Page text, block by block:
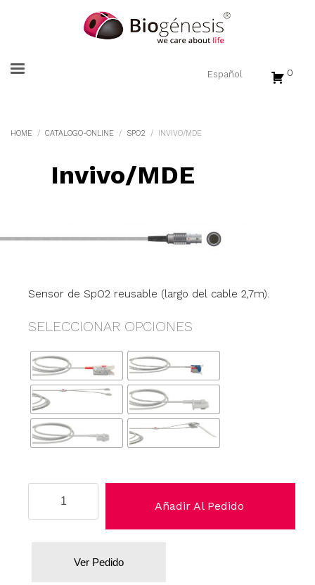
0
HOME CATALOGO-ONLINE SPO2 INVIVO/MDE
Invivo/MDE
Sensor de SpO2 reusable (largo del cable 2,7m).
SELECCIONAR OPCIONES
Añadir Al Pedido
Ver Pedido